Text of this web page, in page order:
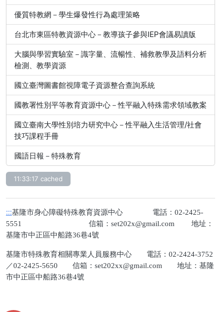
優質特教網－學生爆發性行為處理策略
台北市東區特教資源中心－教導孩子參與IEP會議易讀版
大腦與學習實驗室－識字量、流暢性、補救教學及語料分析
檢測、教學資源
國立臺灣圖書館視障電子資源整合查詢系統
國教署性別平等教育資源中心－性平融入特殊需求領域教案
國立臺南大學性別培力研究中心－性平融入生活管理/社會
技巧課程手冊
國語日報－特殊教育
11:33:17 cached
:::基隆市身心障礙特殊教育資源中心 電話：02-2425-
5551 信箱： set202x@gmail.com 地址：
基隆市中正區中船路36巷4號
基隆市特殊教育相關專業人員服務中心 電話：02-2424-3752
／02-2425-5650 信箱： set202xx@gmail.com 地址：基隆
市中正區中船路36巷4號